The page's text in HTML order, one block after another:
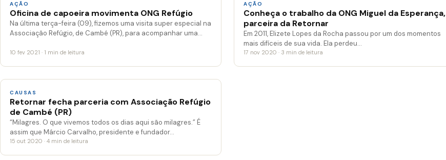
AÇÃO
Oficina de capoeira movimenta ONG Refúgio
Na última terça-feira (09), fizemos uma visita super especial na
Associação Refúgio, de Cambé (PR), para acompanhar uma…
10 fev 2021 · 1 min de leitura
AÇÃO
Conheça o trabalho da ONG Miguel da Esperança,
parceira da Retornar
Em 2011, Elizete Lopes da Rocha passou por um dos momentos
mais difíceis de sua vida. Ela perdeu…
17 nov 2020 · 3 min de leitura
CAUSAS
Retornar fecha parceria com Associação Refúgio
de Cambé (PR)
“Milagres. O que vivemos todos os dias aqui são milagres.” É
assim que Márcio Carvalho, presidente e fundador…
15 out 2020 · 4 min de leitura